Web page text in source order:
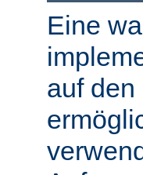
Eine
auf